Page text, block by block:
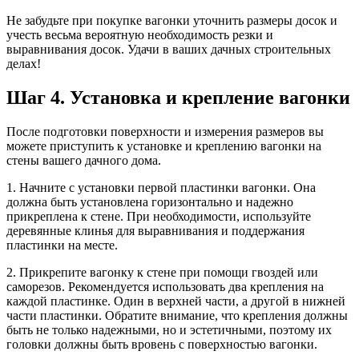
Не забудьте при покупке вагонки уточнить размеры досок и
учесть весьма вероятную необходимость резки и
выравнивания досок. Удачи в ваших дачных строительных
делах!
Шаг 4. Установка и крепление вагонки
После подготовки поверхности и измерения размеров вы
можете приступить к установке и креплению вагонки на
стены вашего дачного дома.
1. Начните с установки первой пластинки вагонки. Она
должна быть установлена горизонтально и надежно
прикреплена к стене. При необходимости, используйте
деревянные клинья для выравнивания и поддержания
пластинки на месте.
2. Прикрепите вагонку к стене при помощи гвоздей или
саморезов. Рекомендуется использовать два крепления на
каждой пластинке. Один в верхней части, а другой в нижней
части пластинки. Обратите внимание, что крепления должны
быть не только надежными, но и эстетичными, поэтому их
головки должны быть вровень с поверхностью вагонки.